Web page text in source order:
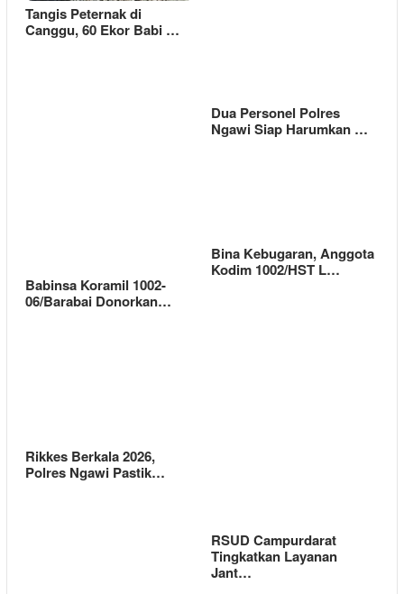
Tangis Peternak di
Canggu, 60 Ekor Babi …
Dua Personel Polres
Ngawi Siap Harumkan …
Babinsa Koramil 1002-
06/Barabai Donorkan…
Bina Kebugaran, Anggota
Kodim 1002/HST L…
Rikkes Berkala 2026,
Polres Ngawi Pastik…
RSUD Campurdarat
Tingkatkan Layanan
Jant…